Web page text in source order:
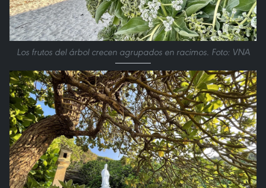
Los frutos del árbol crecen agrupados en racimos. Foto: VNA